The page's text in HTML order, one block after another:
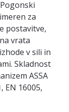
za
postavitve,
vrata
v sili in
Skladnost
ASSA
EN 16005,